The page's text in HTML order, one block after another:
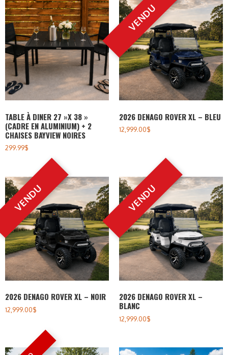
TABLE À DINER 27 »X 38 »
(CADRE EN ALUMINIUM) + 2
CHAISES BAYVIEW NOIRES
299.99$
2026 DENAGO ROVER XL – BLEU
12,999.00$
2026 DENAGO ROVER XL – NOIR
12,999.00$
2026 DENAGO ROVER XL –
BLANC
12,999.00$